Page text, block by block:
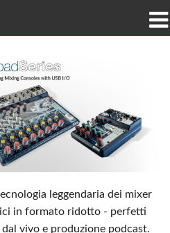
leggendaria dei mixer
in formato ridotto - perfetti
vivo e produzione podcast.